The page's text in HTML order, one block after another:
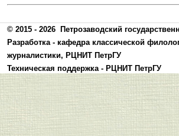
© 2015 - 2026
Петрозаводский
Разработка - кафедра классической
журналистики, РЦНИТ ПетрГУ
Техническая поддержка - РЦНИТ ПетрГУ
Политика конфиденциальности